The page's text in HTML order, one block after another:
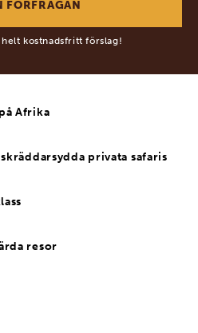
kostnadsfritt förslag!
Afrika
privata safaris
resor